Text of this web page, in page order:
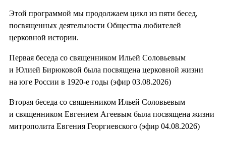
Этой программой мы продолжаем цикл из пяти бесед,
посвященных деятельности Общества любителей
церковной истории.
Первая беседа со священником Ильей Соловьевым
и Юлией Бирюковой была посвящена церковной жизни
на юге России в 1920-е годы (эфир 03.08.2026)
Вторая беседа со священником Ильей Соловьевым
и священником Евгением Агеевым была посвящена жизни
митрополита Евгения Георгиевского (эфир 04.08.2026)